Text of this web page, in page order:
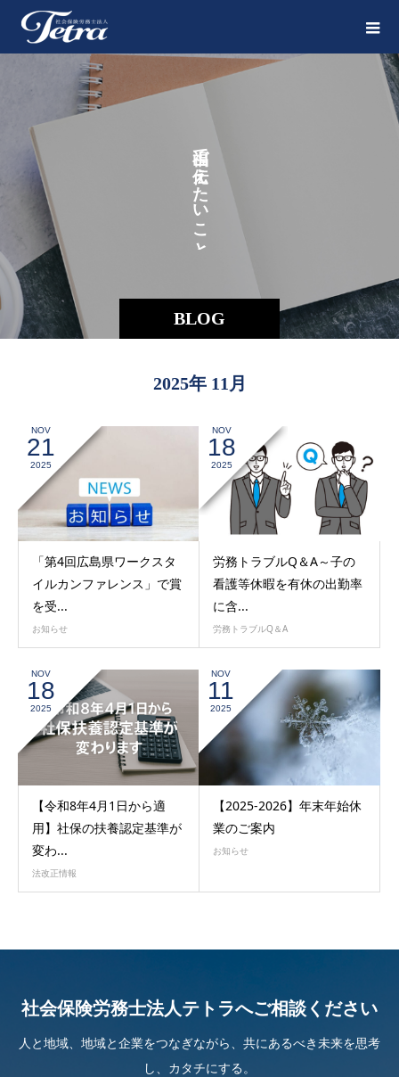
BLOG
で
え
た
い
こ
と
2025年 11月
NOV
21
2025
「第4回広島県ワークスタ
イルカンファレンス」で賞
を受...
お知らせ
NOV
18
2025
労務トラブルQ＆A～子の
看護等休暇を有休の出勤率
に含...
労務トラブルQ＆A
NOV
18
2025
【令和8年4月1日から適
用】社保の扶養認定基準が
変わ...
法改正情報
NOV
11
2025
【2025-2026】年末年始休
業のご案内
お知らせ
社会保険労務士法人テトラへご相談ください
人と地域、地域と企業をつなぎながら、共にあるべき未来を思考
し、カタチにする。